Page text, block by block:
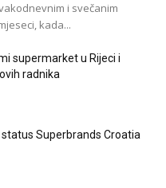
i svečanim
kada...
supermarket u Rijeci i
radnika
Superbrands Croatia